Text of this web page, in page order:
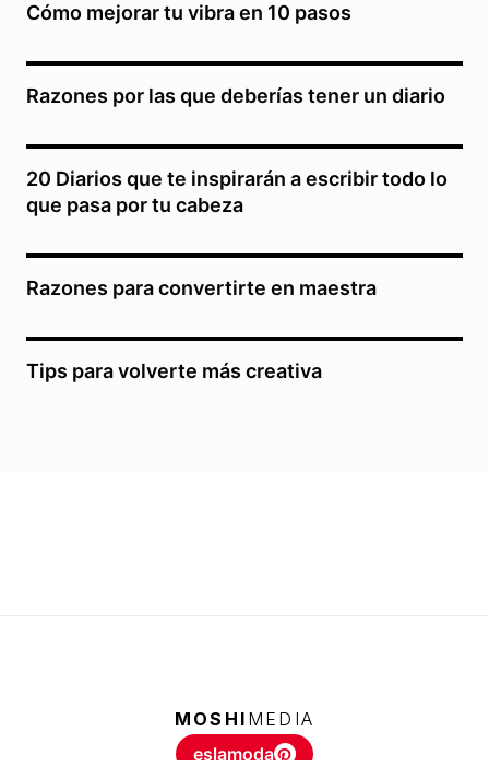
Cómo mejorar tu vibra en 10 pasos
Razones por las que deberías tener un diario
20 Diarios que te inspirarán a escribir todo lo
que pasa por tu cabeza
Razones para convertirte en maestra
Tips para volverte más creativa
MOSHI MEDIA
eslamoda